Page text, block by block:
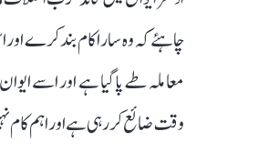
چاہئے کہ وہ سارا کام بند کرے
معاملہ طے پا گیا ہے اور اسے
وقت ضائع کر رہی ہے اور اہم